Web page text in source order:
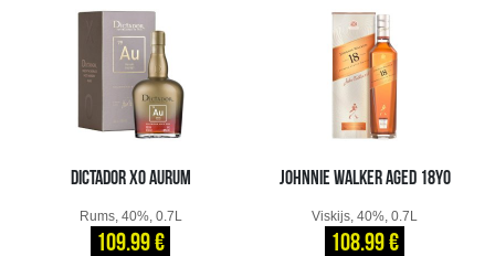
DICTADOR XO AURUM
Rums, 40%, 0.7L
109.99 €
JOHNNIE WALKER AGED 18YO
Viskijs, 40%, 0.7L
108.99 €